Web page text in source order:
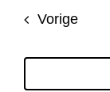
datum.
Vorige